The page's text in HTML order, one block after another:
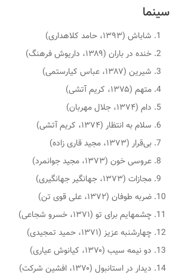
سینما
شاباش (۱۳۹۳، حامد کلاهداری)
خنده در باران (۱۳۸۹، داریوش فرهنگ)
شیرین (۱۳۸۷، عباس کیارستمی)
متهم (۱۳۷۵، کریم آتشی)
دام (۱۳۷۴، جلال مهربان)
سلام به انتظار (۱۳۷۴، کریم آتشی)
بی‌قرار (۱۳۷۳، مجید قاری زاده)
عروسی خون (۱۳۷۳، مجید جوانمرد)
مجازات (۱۳۷۳، جهانگیر جهانگیری)
ضربه طوفان (۱۳۷۲، علی قوی تن)
چشمهایم برای تو (۱۳۷۱، خسرو شجاعی)
چهارشنبه عزیز (۱۳۷۱، حمید تمجیدی)
دو نیمه سیب (۱۳۷۰، کیانوش عیاری)
دیدار در استانبول (۱۳۷۰، افشین شرکت)